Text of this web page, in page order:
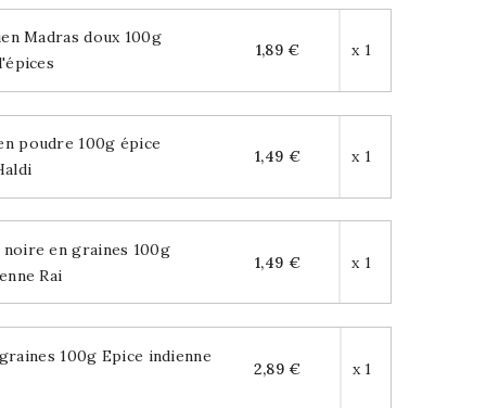
Madras doux 100g
1,89 € x 1
poudre 100g épice
1,49 € x 1
en graines 100g
Rai
1,49 € x 1
100g Epice indienne
2,89 € x 1